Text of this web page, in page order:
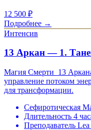
12 500 ₽
Подробнее →
Интенсив
13 Аркан — 1.
Магия Смерти 13
управление потоком
для трансформации.
Сефиротическая
Длительность 4
Преподаватель